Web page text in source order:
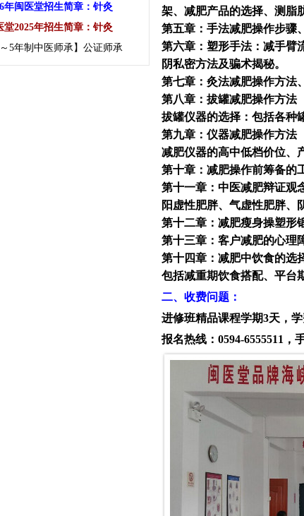
年闽医堂招生简章：针灸
堂2025年招生简章：针灸
～5年制中医师承】公证师承
架、减肥产品的选择、测脂
第五章：手法减肥操作步骤
第六章：塑形手法：减手臂
阴私密方法及骗术揭秘。
第七章：灸法减肥操作方法
第八章：拔罐减肥操作方法
拔罐仪器的选择：包括各种
第九章：仪器减肥操作方法
减肥仪器的高中低档价位、
第十章：减肥操作前筹备的
第十一章：中医减肥辩证观
阳虚性肥胖、气虚性肥胖、
第十二章：减肥瘦身操塑形
第十三章：客户减肥的心理
第十四章：减肥中饮食的选
包括减重期饮食搭配、平台
二、收费问题：
进修班精品课程学期3天，学
报名热线：0594-6555511，